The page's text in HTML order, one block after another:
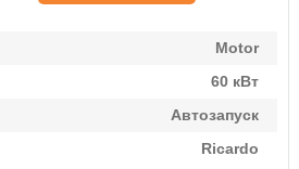
Motor
60 кВт
Автозапуск
Ricardo